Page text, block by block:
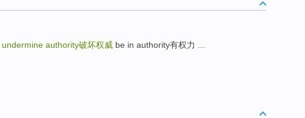
undermine authority破坏权威 be in authority有权力 ...